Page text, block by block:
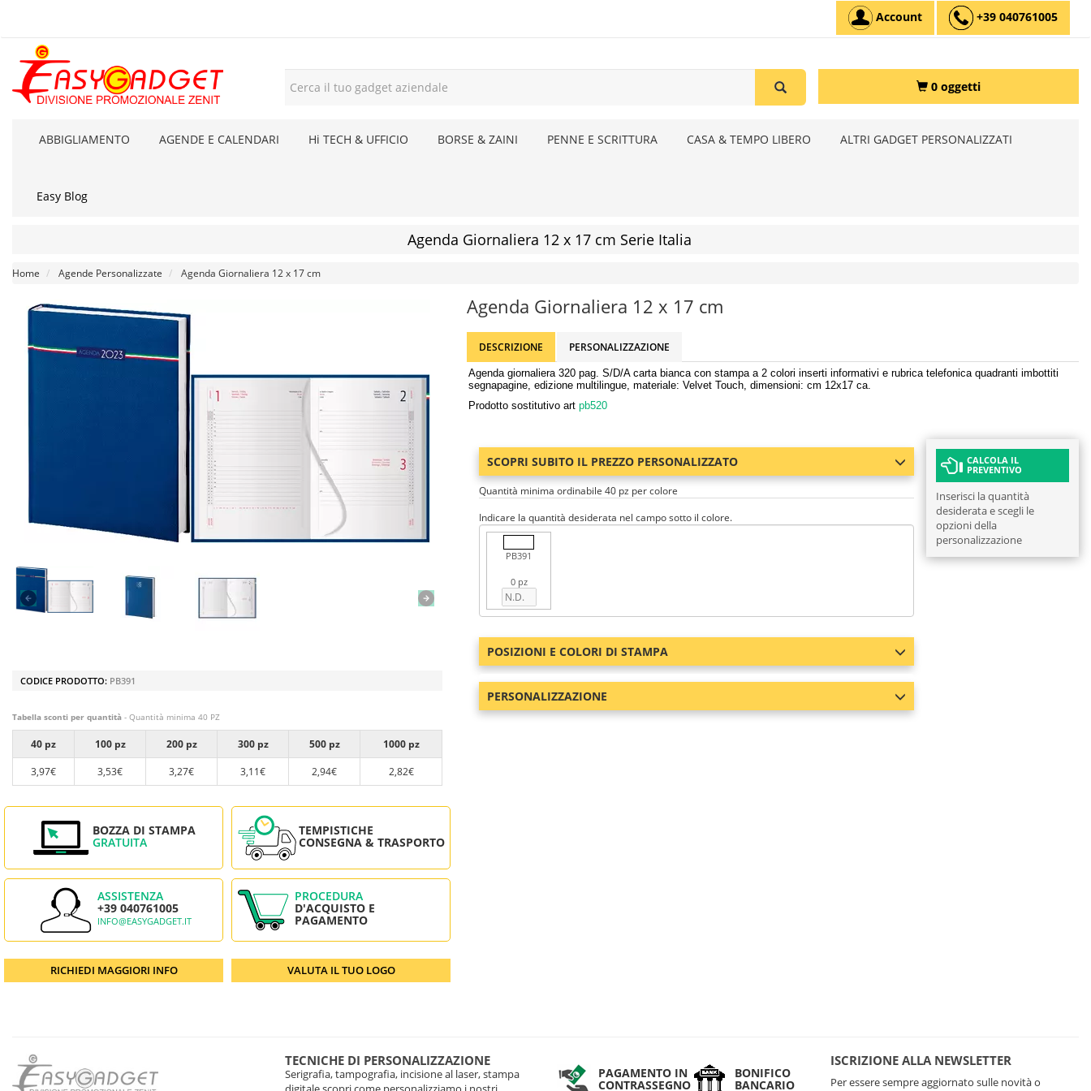
Account +39 040761005
0 oggetti
ABBIGLIAMENTO AGENDE E CALENDARI Hi TECH & UFFICIO BORSE & ZAINI PENNE E SCRITTURA CASA & TEMPO LIBERO ALTRI GADGET PERSONALIZZATI
Easy Blog
Agenda Giornaliera 12 x 17 cm Serie Italia
Home Agende Personalizzate Agenda Giornaliera 12 x 17 cm
CODICE PRODOTTO: PB391
Tabella sconti per quantità - Quantità minima 40 PZ
40 pz 100 pz 200 pz 300 pz 500 pz
1000 pz
3,97€
3,53€ 3,27€ 3,11€ 2,94€ 2,82€
BOZZA DI STAMPA
GRATUITA
TEMPISTICHE
CONSEGNA & TRASPORTO
ASSISTENZA
+39 040761005
INFO@EASYGADGET.IT
PROCEDURA
D'ACQUISTO E
PAGAMENTO
RICHIEDI MAGGIORI INFO VALUTA IL TUO LOGO
Agenda Giornaliera 12 x 17 cm
DESCRIZIONE PERSONALIZZAZIONE
Agenda giornaliera 320 pag. S/D/A carta bianca con stampa a 2 colori inserti informativi e rubrica telefonica quadranti imbottiti
segnapagine, edizione multilingue, materiale: Velvet Touch, dimensioni: cm 12x17 ca.
Prodotto sostitutivo art pb520
SCOPRI SUBITO IL PREZZO PERSONALIZZATO
Quantità minima ordinabile 40 pz per colore
Indicare la quantità desiderata nel campo sotto il colore.
PB391
0 pz
POSIZIONI E COLORI DI STAMPA
PERSONALIZZAZIONE
CALCOLA IL
PREVENTIVO
Inserisci la quantità
desiderata e scegli le
opzioni della
personalizzazione
TECNICHE DI PERSONALIZZAZIONE
Serigrafia, tampografia, incisione al laser, stampa
PAGAMENTO IN
CONTRASSEGNO
BONIFICO
BANCARIO
ISCRIZIONE ALLA NEWSLETTER
Per essere sempre aggiornato sulle novità o